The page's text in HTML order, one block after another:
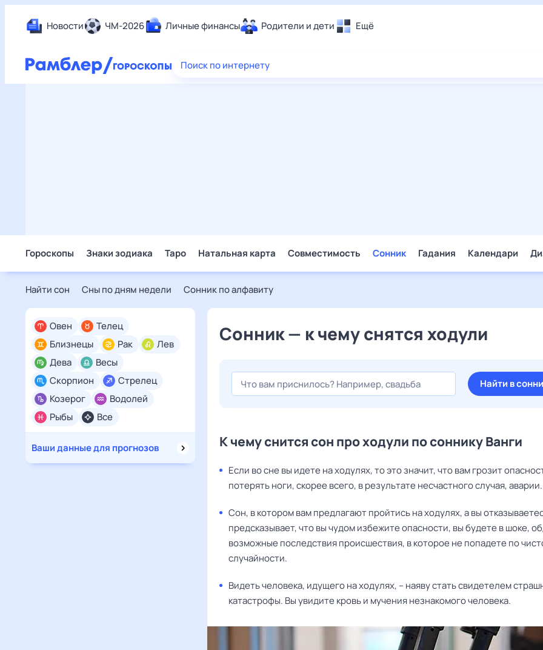
Новости ЧМ-2026 Личные финансы Родители и дети Ещё
Еда
Поиск по интернету
Гороскопы Знаки зодиака Таро Натальная карта Совместимость Сонник Гадания Календари
Найти сон Сны по дням недели Сонник по алфавиту
Все
Овен
Телец
Близнецы
Рак
Лев
Дева
Весы
Скорпион
Стрелец
Козерог
Водолей
Рыбы
Ваши данные для прогнозов
Сонник — к чему снятся ходули
Найти в
К чему снится сон про ходули по соннику Ванги
Если во сне вы идете на ходулях, то это значит, что вам грозит
потерять ноги, скорее всего, в результате несчастного случая, аварии.
Сон, в котором вам предлагают пройтись на ходулях, а вы
предсказывает, что вы чудом избежите опасности, вы будете в шоке,
возможные последствия происшествия, в которое не попадете по
случайности.
Видеть человека, идущего на ходулях, – наяву стать свидетелем
катастрофы. Вы увидите кровь и мучения незнакомого человека.